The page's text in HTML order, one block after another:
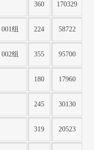
360 170329
001组 224 58722
002组 355 95700
180 17960
245 30130
319 20523